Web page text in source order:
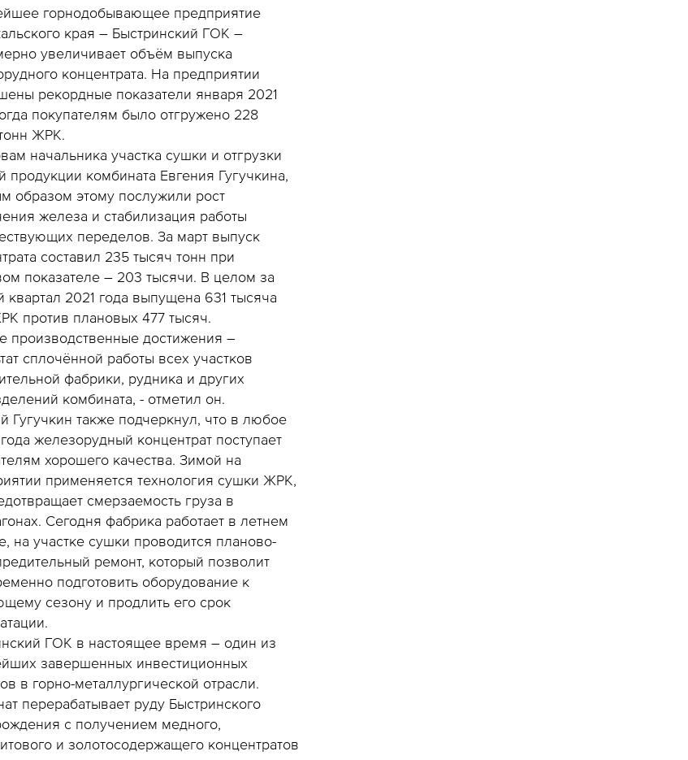
горнодобывающее предприятие
края – Быстринский ГОК –
увеличивает объём выпуска
концентрата. На предприятии
рекордные показатели января 2021
покупателям было отгружено 228
ЖРК.
начальника участка сушки и отгрузки
продукции комбината Евгения Гугучкина,
образом этому послужили рост
железа и стабилизация работы
переделов. За март выпуск
составил 235 тысяч тонн при
показателе – 203 тысячи. В целом за
квартал 2021 года выпущена 631 тысяча
против плановых 477 тысяч.
производственные достижения –
сплочённой работы всех участков
фабрики, рудника и других
комбината, - отметил он.
Гугучкин также подчеркнул, что в любое
железорудный концентрат поступает
хорошего качества. Зимой на
применяется технология сушки ЖРК,
смерзаемость груза в
Сегодня фабрика работает в летнем
на участке сушки проводится планово-
ремонт, который позволит
подготовить оборудование к
сезону и продлить его срок
ГОК в настоящее время – один из
завершенных инвестиционных
в горно-металлургической отрасли.
перерабатывает руду Быстринского
с получением медного,
и золотосодержащего концентратов